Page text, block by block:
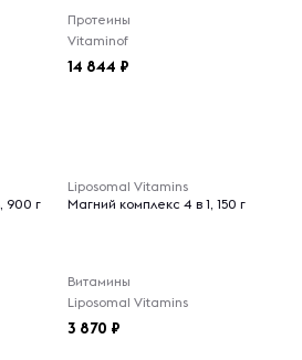
Протеины
Vitaminof
14 844
900 г
Liposomal Vitamins
Магний комплекс 4 в 1, 150 г
Витамины
Liposomal Vitamins
3 870